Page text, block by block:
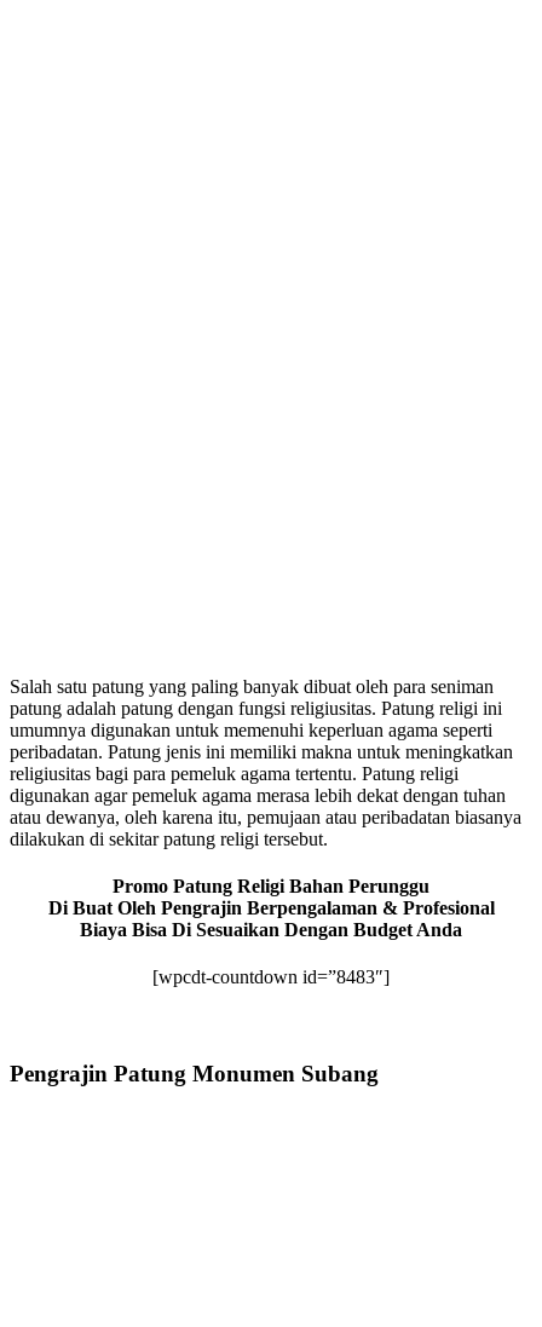
Salah satu patung yang paling banyak dibuat oleh para seniman
patung adalah patung dengan fungsi religiusitas. Patung religi ini
umumnya digunakan untuk memenuhi keperluan agama seperti
peribadatan. Patung jenis ini memiliki makna untuk meningkatkan
religiusitas bagi para pemeluk agama tertentu. Patung religi
digunakan agar pemeluk agama merasa lebih dekat dengan tuhan
atau dewanya, oleh karena itu, pemujaan atau peribadatan biasanya
dilakukan di sekitar patung religi tersebut.
Promo Patung Religi Bahan Perunggu
Di Buat Oleh Pengrajin Berpengalaman & Profesional
Biaya Bisa Di Sesuaikan Dengan Budget Anda
[wpcdt-countdown id=”8483″]
Pengrajin Patung Monumen Subang